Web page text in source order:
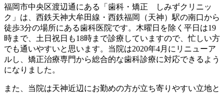
福岡市中央区渡辺通にある「歯科・矯正 しみずクリニッ
ク」は、西鉄天神大牟田線・西鉄福岡（天神）駅の南口から
徒歩3分の場所にある歯科医院です。木曜日を除く平日は19
時まで、土日祝日も18時まで診療していますので、忙しい方
でも通いやすいと思います。当院は2020年4月にリニューア
ルし、矯正治療専門から総合的な歯科診療に対応できるよう
になりました。
また、当院は天神近辺にお勤めの方が立ち寄りやすい立地と